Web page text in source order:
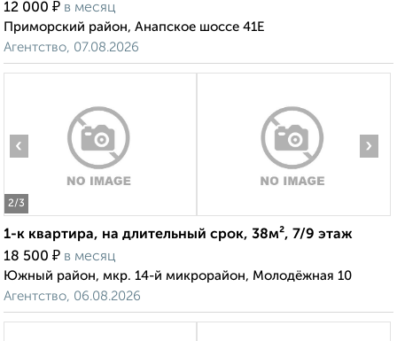
12 000 ₽ в месяц
Приморский район, Анапское шоссе 41Е
Агентство, 07.08.2026
2/3
‹ ›
1-к квартира, на длительный срок, 38м², 7/9 этаж
18 500 ₽ в месяц
Южный район, мкр. 14-й микрорайон, Молодёжная 10
Агентство, 06.08.2026